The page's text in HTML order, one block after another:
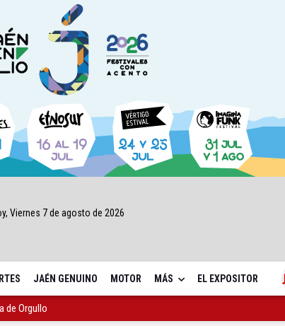
Viernes 7 de agosto de 2026
JAÉN GENUINO MOTOR MÁS EL EXPOSITOR
de Orgullo